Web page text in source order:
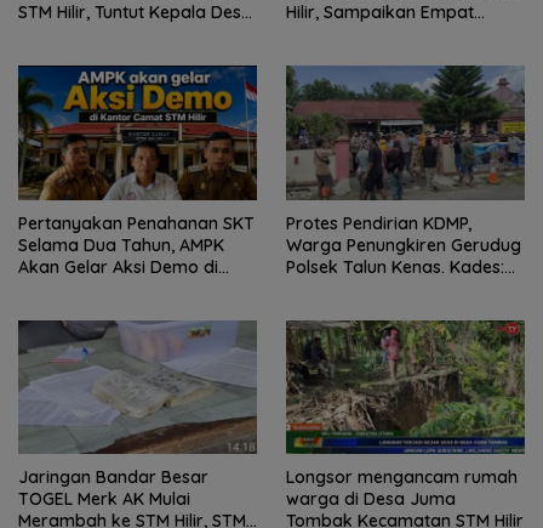
STM Hilir, Tuntut Kepala Desa
Hilir, Sampaikan Empat
Pertanyakan Penahanan SKT
Selama Dua Tahun, AMPK
Akan Gelar Aksi Demo di
Protes Pendirian KDMP,
Warga Penungkiren Gerudug
Polsek Talun Kenas. Kades:
Jaringan Bandar Besar
TOGEL Merk AK Mulai
Merambah ke STM Hilir, STM
Longsor mengancam rumah
warga di Desa Juma
Tombak Kecamatan STM Hilir